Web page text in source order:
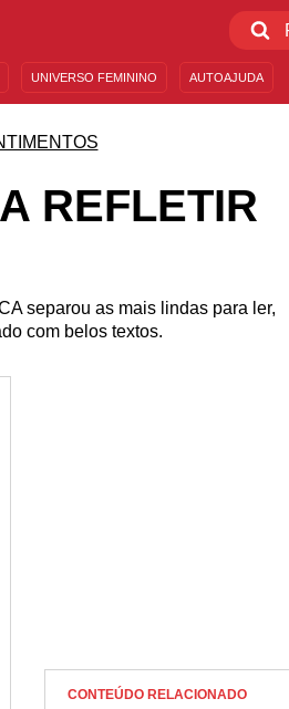
UNIVERSO FEMININO AUTOAJUDA
REFLETIR
separou as mais lindas para ler,
com belos textos.
CONTEÚDO RELACIONADO